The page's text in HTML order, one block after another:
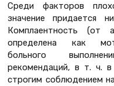
Среди факторов
значение придается
Комплаентность (от
определена как
больного
рекомендаций, в т. ч.
строгим соблюдением